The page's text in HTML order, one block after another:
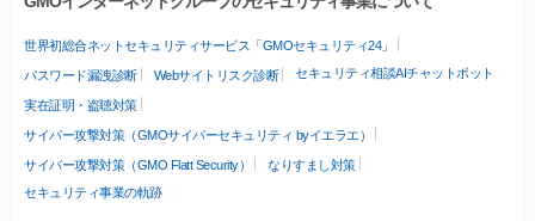
世界初総合ネットセキュリティサービス「GMOセキュリティ24」
パスワード漏洩診断 Webサイトリスク診断 セキュリティ相談AIチャットボット
実在証明・盗聴対策
サイバー攻撃対策（GMOサイバーセキュリティ byイエラエ）
サイバー攻撃対策（GMO Flatt Security）
なりすまし対策
セキュリティ事業の軌跡